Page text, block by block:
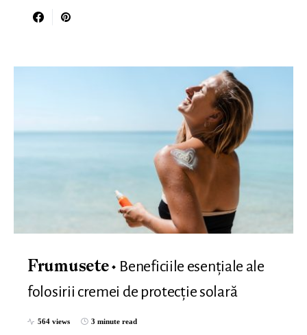
Frumusete
Beneficiile esențiale ale
folosirii cremei de protecție solară
564 views 3 minute read